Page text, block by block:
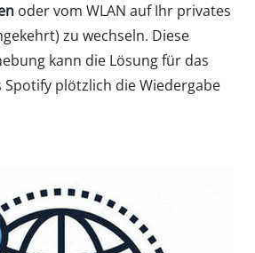
oder vom WLAN auf Ihr privates
zu wechseln. Diese
kann die Lösung für das
Spotify plötzlich die Wiedergabe